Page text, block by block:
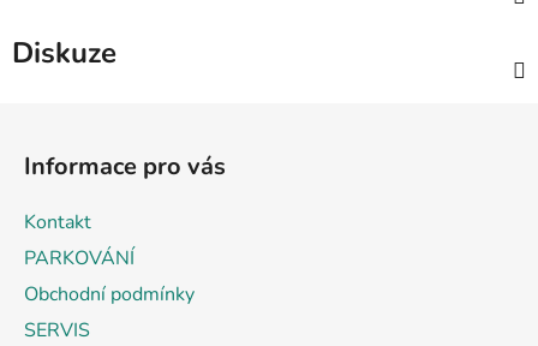
Diskuze
Informace pro vás
Kontakt
PARKOVÁNÍ
Obchodní podmínky
SERVIS